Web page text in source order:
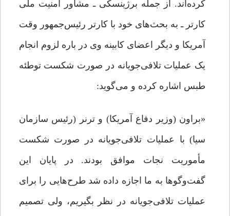
کرده‌اند. از جمله برژینسکی ـ مشاور امنیت ملی
کارتر ـ به بحث‌های خود با کارتر رئیس‌جمهور وقت
آمریکا و دیگر اعضای کابینه وی در باره لزوم انجام
یک عملیات تلافی‌جویانه در صورت شکست توطئه
طبس اشاره کرده و می‌گوید:
«براون (وزیر دفاع آمریکا) و ترنر (رئیس سازمان
سیا) با عملیات تلافی‌جویانه در صورت شکست
مأموریت نجات موافق بودند. در پایان این
گفت‌وگوها به ما اجازه داده شد طرح‌هایی را برای
عملیات تلافی‌جویانه در نظر بگیریم، ولی تصمیم